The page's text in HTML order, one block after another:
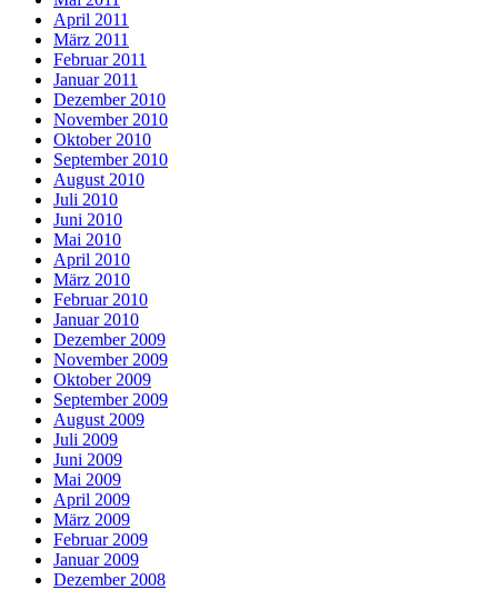
April 2011
März 2011
Februar 2011
Januar 2011
Dezember 2010
November 2010
Oktober 2010
September 2010
August 2010
Juli 2010
Juni 2010
Mai 2010
April 2010
März 2010
Februar 2010
Januar 2010
Dezember 2009
November 2009
Oktober 2009
September 2009
August 2009
Juli 2009
Juni 2009
Mai 2009
April 2009
März 2009
Februar 2009
Januar 2009
Dezember 2008